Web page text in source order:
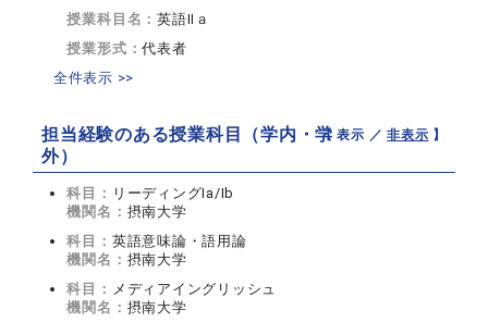
授業科目名：英語IIａ
授業形式：代表者
全件表示 >>
担当経験のある授業科目（学内・学
外）
【 表示 ／非表示 】
科目： リーディングIa/Ib
機関名： 摂南大学
科目： 英語意味論・語用論
機関名： 摂南大学
科目： メディアイングリッシュ
機関名： 摂南大学